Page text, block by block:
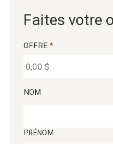
Faites votre
OFFRE *
NOM
PRÉNOM